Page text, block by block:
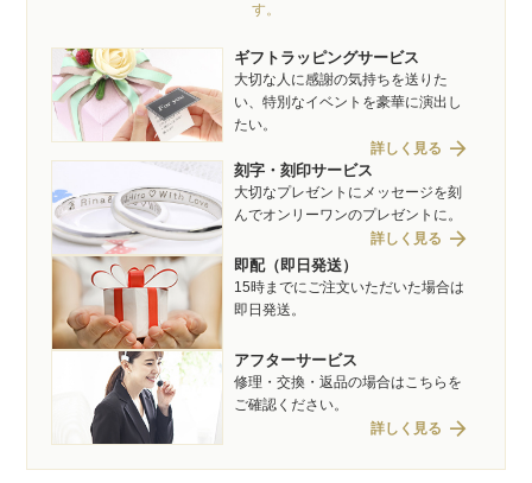
す。
ギフトラッピングサービス
大切な人に感謝の気持ちを送りた
い、特別なイベントを豪華に演出し
たい。
詳しく見る arrow_forward
刻字・刻印サービス
大切なプレゼントにメッセージを刻
んでオンリーワンのプレゼントに。
詳しく見る arrow_forward
即配（即日発送）
15時までにご注文いただいた場合は
即日発送。
アフターサービス
修理・交換・返品の場合はこちらを
ご確認ください。
詳しく見る arrow_forward